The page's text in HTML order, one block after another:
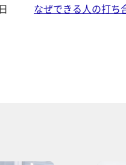
なぜできる人の打